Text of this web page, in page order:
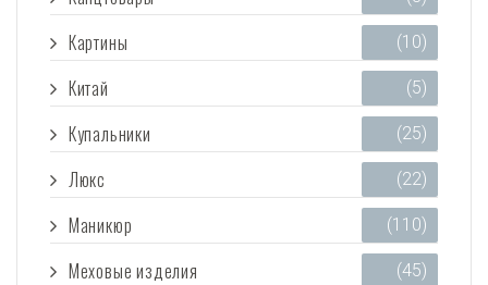
Картины (10)
Китай (5)
Купальники (25)
Люкс (22)
Маникюр (110)
Меховые изделия (45)